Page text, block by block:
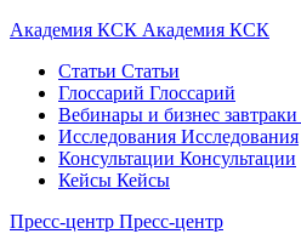
Академия КСК Академия КСК
Статьи Статьи
Глоссарий Глоссарий
Вебинары и бизнес завтраки
Исследования Исследования
Консультации Консультации
Кейсы Кейсы
Пресс-центр Пресс-центр